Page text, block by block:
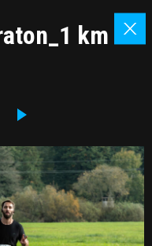
km